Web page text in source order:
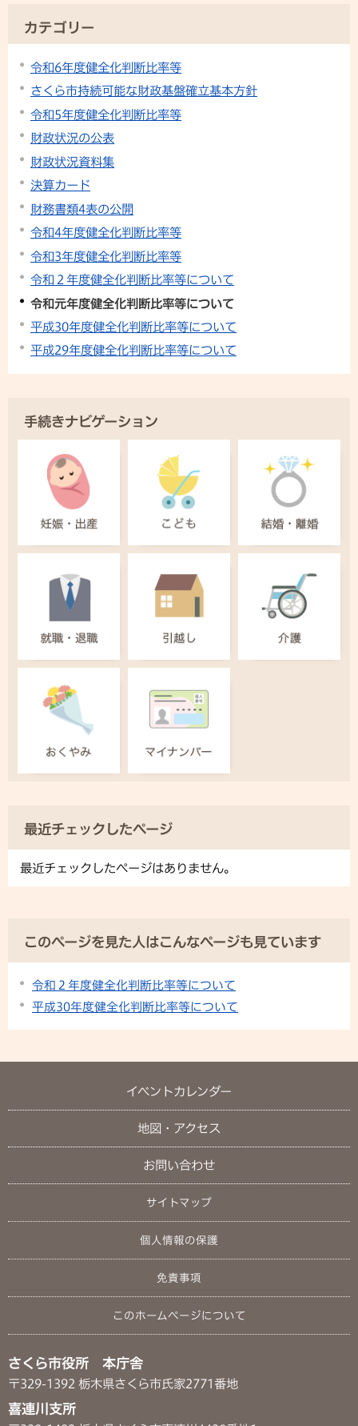
カテゴリー
令和6年度健全化判断比率等
さくら市持続可能な財政基盤確立基本方針
令和5年度健全化判断比率等
財政状況の公表
財政状況資料集
決算カード
財務書類4表の公開
令和4年度健全化判断比率等
令和3年度健全化判断比率等
令和２年度健全化判断比率等について
令和元年度健全化判断比率等について
平成30年度健全化判断比率等について
平成29年度健全化判断比率等について
手続きナビゲーション
最近チェックしたページ
最近チェックしたページはありません。
このページを見た人はこんなページも見ています
令和２年度健全化判断比率等について
平成30年度健全化判断比率等について
イベントカレンダー
地図・アクセス
お問い合わせ
サイトマップ
個人情報の保護
免責事項
このホームページについて
さくら市役所 本庁舎
〒329-1392 栃木県さくら市氏家2771番地
喜連川支所